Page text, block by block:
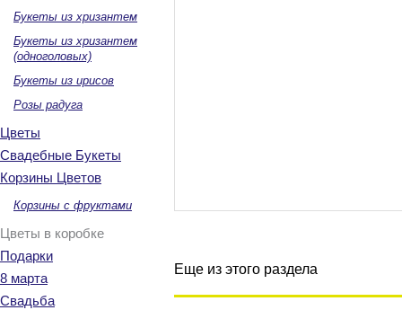
Букеты из хризантем
Букеты из хризантем
(одноголовых)
Букеты из ирисов
Розы радуга
Цветы
Свадебные Букеты
Корзины Цветов
Корзины с фруктами
Цветы в коробке
Подарки
8 марта
Свадьба
Еще из этого раздела